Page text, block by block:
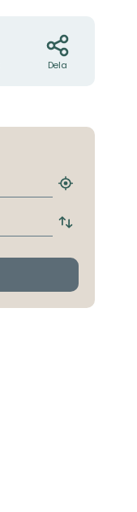
Dela
Hitta
hållplats
Byt
och